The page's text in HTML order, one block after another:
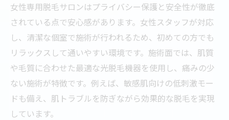
女性専用脱毛サロンはプライバシー保護と安全性が徹底
されている点で安心感があります。女性スタッフが対応
し、清潔な個室で施術が行われるため、初めての方でも
リラックスして通いやすい環境です。施術面では、肌質
や毛質に合わせた最適な光脱毛機器を使用し、痛みの少
ない施術が特徴です。例えば、敏感肌向けの低刺激モー
ドも備え、肌トラブルを防ぎながら効果的な脱毛を実現
しています。